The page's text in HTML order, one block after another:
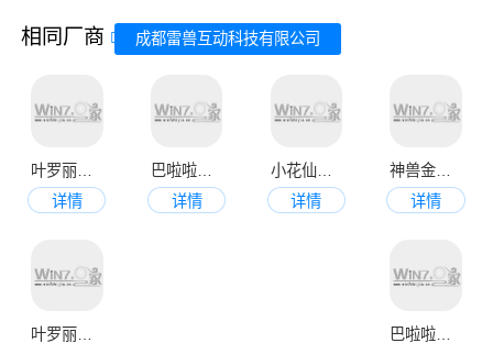
相同厂商 成都雷兽互动科技有限公司
详情
巴啦啦小魔仙魔箭小公主
详情
小花仙守护天使
详情
详情